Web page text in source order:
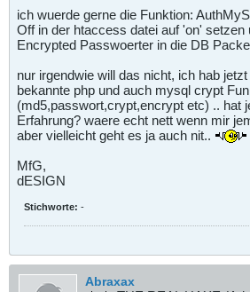
ich wuerde gerne die Funktion:
Off in der htaccess datei auf 'on' setzen
Encrypted Passwoerter in die DB
nur irgendwie will das nicht, ich hab
bekannte php und auch mysql crypt
(md5,passwort,crypt,encrypt etc) .. hat
Erfahrung? waere echt nett wenn mir
aber vielleicht geht es ja auch nit..
MfG,
dESIGN
Stichworte: -
Abraxax